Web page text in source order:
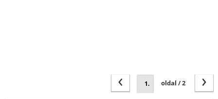
›
oldal / 2
‹